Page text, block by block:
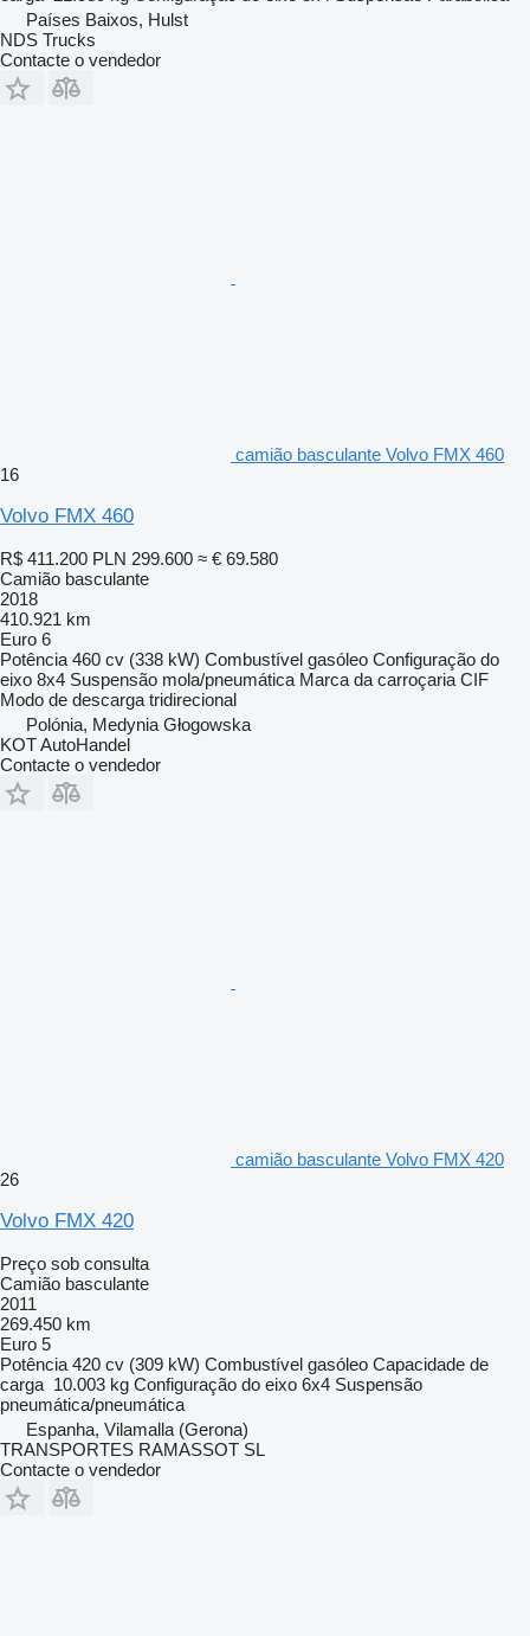
Países Baixos, Hulst
NDS Trucks
Contacte o vendedor
camião basculante Volvo FMX 460
16
Volvo FMX 460
R$ 411.200 PLN 299.600 ≈ € 69.580
Camião basculante
2018
410.921 km
Euro 6
Potência 460 cv (338 kW) Combustível gasóleo Configuração do
eixo 8x4 Suspensão mola/pneumática Marca da carroçaria CIF
Modo de descarga tridirecional
Polónia, Medynia Głogowska
KOT AutoHandel
Contacte o vendedor
camião basculante Volvo FMX 420
26
Volvo FMX 420
Preço sob consulta
Camião basculante
2011
269.450 km
Euro 5
Potência 420 cv (309 kW) Combustível gasóleo Capacidade de
carga 10.003 kg Configuração do eixo 6x4 Suspensão
pneumática/pneumática
Espanha, Vilamalla (Gerona)
TRANSPORTES RAMASSOT SL
Contacte o vendedor